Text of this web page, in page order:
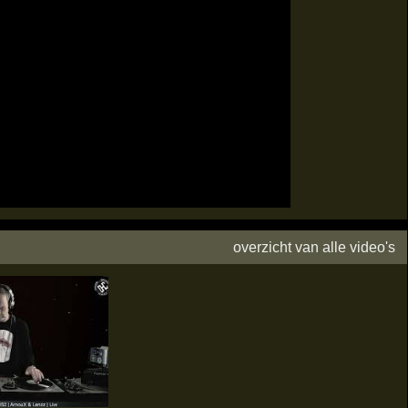
overzicht van alle video's